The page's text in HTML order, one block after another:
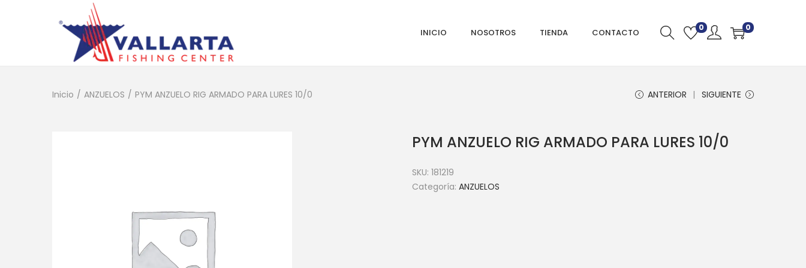
INICIO NOSOTROS TIENDA CONTACTO 0 0
Inicio / ANZUELOS / PYM ANZUELO RIG ARMADO PARA LURES 10/0 ANTERIOR SIGUIENTE
PYM ANZUELO RIG ARMADO PARA LURES 10/0
SKU: 181219
Categoría: ANZUELOS